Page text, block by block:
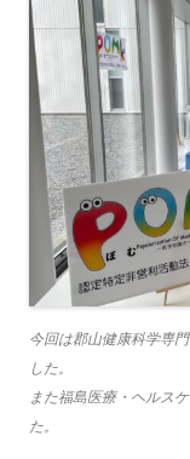
今回は郡山健康科学専
した。
また福島医療・ヘルス
た。